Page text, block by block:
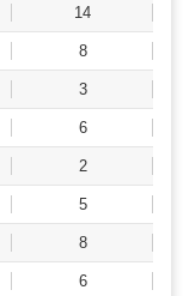
14
8
3
6
2
5
8
6